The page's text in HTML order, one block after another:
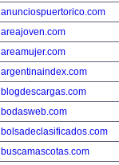
anunciospuertorico.com
areajoven.com
areamujer.com
argentinaindex.com
blogdescargas.com
bodasweb.com
bolsadeclasificados.com
buscamascotas.com